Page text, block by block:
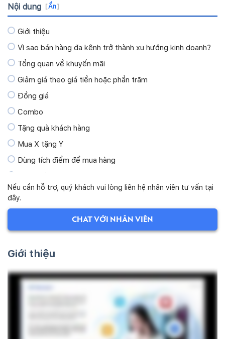
Nội dung [Ẩn]
Giới thiệu
Vì sao bán hàng đa kênh trở thành xu hướng kinh doanh?
Tổng quan về khuyến mãi
Giảm giá theo giá tiền hoặc phần trăm
Đồng giá
Combo
Tặng quà khách hàng
Mua X tặng Y
Dùng tích điểm để mua hàng
Thiết lập chương trình khuyến mãi
Thiết lập mã khuyến mãi
Demo tạo chương trình khuyến mãi
Liên hệ hỗ trợ
Nếu cần hỗ trợ, quý khách vui lòng liên hệ nhân viên tư vấn tại
đây.
CHAT VỚI NHÂN VIÊN
Giới thiệu